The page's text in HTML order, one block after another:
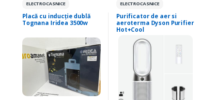
ELECTROCASNICE
Placă cu inducție dublă
Tognana Iridea 3500w
ELECTROCASNICE
Purificator de aer si
aeroterma Dyson Purifier
Hot+Cool